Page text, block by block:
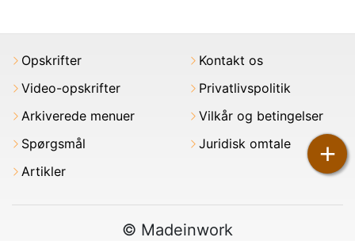
+
Opskrifter
Video-opskrifter
Arkiverede menuer
Spørgsmål
Artikler
Kontakt os
Privatlivspolitik
Vilkår og betingelser
Juridisk omtale
© Madeinwork